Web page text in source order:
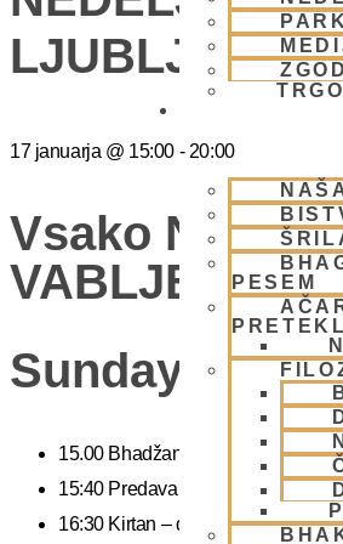
PESEM
LJUBLJANA
17 januarja @ 15:00 - 20:00
Vsako
VABLJENI
Sunday Feast
15.00 Bhadžani – duhovna glasba
15:40 Predavanje – predavanja iz
16:30 Kirtan – duhovni ples